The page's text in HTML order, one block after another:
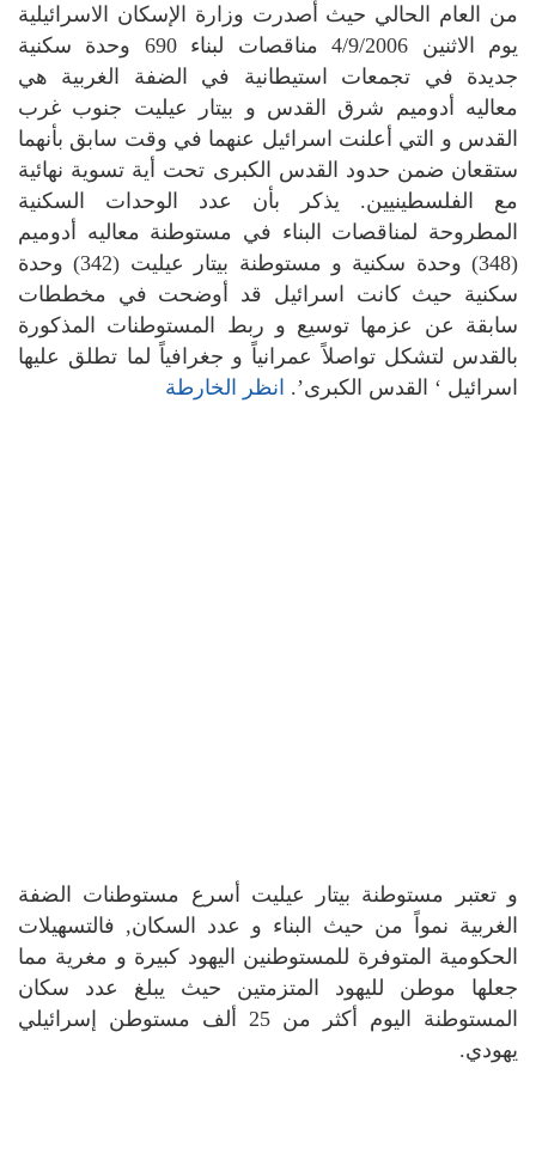
من العام الحالي حيث أصدرت وزارة الإسكان الاسرائيلية
يوم الاثنين 4/9/2006 مناقصات لبناء 690 وحدة سكنية
جديدة في تجمعات استيطانية في الضفة الغربية هي
معاليه أدوميم شرق القدس و بيتار عيليت جنوب غرب
القدس و التي أعلنت اسرائيل عنهما في وقت سابق بأنهما
ستقعان ضمن حدود القدس الكبرى تحت أية تسوية نهائية
مع الفلسطينيين. يذكر بأن عدد الوحدات السكنية
المطروحة لمناقصات البناء في مستوطنة معاليه أدوميم
(348) وحدة سكنية و مستوطنة بيتار عيليت (342) وحدة
سكنية حيث كانت اسرائيل قد أوضحت في مخططات
سابقة عن عزمها توسيع و ربط المستوطنات المذكورة
بالقدس لتشكل تواصلاً عمرانياً و جغرافياً لما تطلق عليها
اسرائيل ‘ القدس الكبرى’. انظر الخارطة
و تعتبر مستوطنة بيتار عيليت أسرع مستوطنات الضفة
الغربية نمواً من حيث البناء و عدد السكان, فالتسهيلات
الحكومية المتوفرة للمستوطنين اليهود كبيرة و مغرية مما
جعلها موطن لليهود المتزمتين حيث يبلغ عدد سكان
المستوطنة اليوم أكثر من 25 ألف مستوطن إسرائيلي
يهودي.